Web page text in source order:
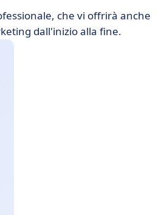
che vi offrirà anche
dall'inizio alla fine.